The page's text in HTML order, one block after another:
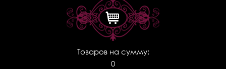
Товаров на сумму:
0